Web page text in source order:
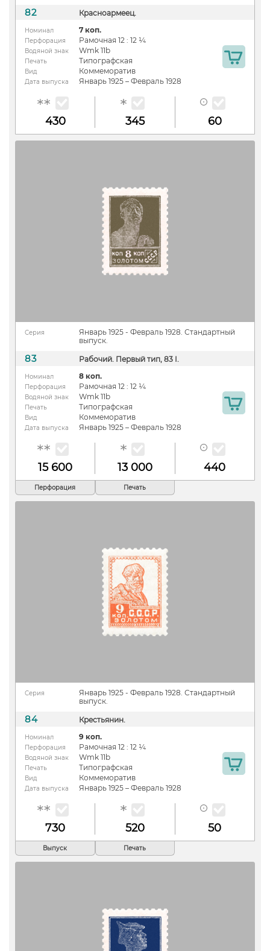
82 Красноармеец.
Номинал 7 коп.
Перфорация Рамочная 12 : 12 ¼
Водяной знак Wmk 11b
Печать Типографская
Вид Коммеморатив
Дата выпуска Январь 1925 – Февраль 1928
430 345 60
Серия
Январь 1925 - Февраль 1928. Стандартный
выпуск.
83 Рабочий. Первый тип, 83 I.
Номинал 8 коп.
Перфорация Рамочная 12 : 12 ¼
Водяной знак Wmk 11b
Печать Типографская
Вид Коммеморатив
Дата выпуска Январь 1925 – Февраль 1928
15 600 13 000 440
Перфорация Печать
Серия
Январь 1925 - Февраль 1928. Стандартный
выпуск.
84 Крестьянин.
Номинал 9 коп.
Перфорация Рамочная 12 : 12 ¼
Водяной знак Wmk 11b
Печать Типографская
Вид Коммеморатив
Дата выпуска Январь 1925 – Февраль 1928
730 520 50
Выпуск Печать